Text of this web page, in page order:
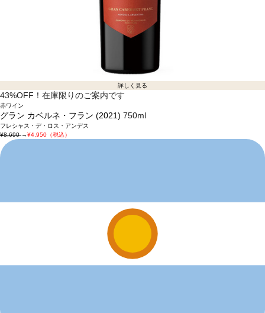
詳しく見る
43%OFF！在庫限りのご案内です
赤ワイン
グラン カベルネ・フラン (2021) 750ml
フレシャス・デ・ロス・アンデス
¥8,690→¥4,950（税込）